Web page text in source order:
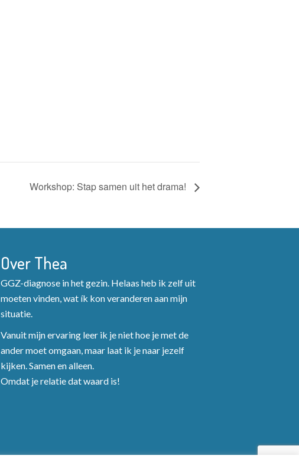
Workshop: Stap samen uit het drama!
Over Thea
GGZ-diagnose in het gezin. Helaas heb ik zelf uit
moeten vinden, wat ík kon veranderen aan mijn
situatie.
Vanuit mijn ervaring leer ik je niet hoe je met de
ander moet omgaan, maar laat ik je naar jezelf
kijken. Samen en alleen.
Omdat je relatie dat waard is!